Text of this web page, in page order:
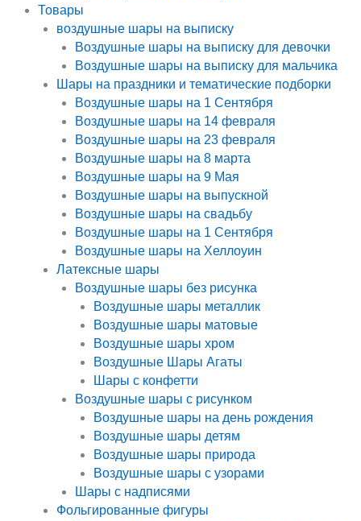
Товары
воздушные шары на выписку
Воздушные шары на выписку для девочки
Воздушные шары на выписку для мальчика
Шары на праздники и тематические подборки
Воздушные шары на 1 Сентября
Воздушные шары на 14 февраля
Воздушные шары на 23 февраля
Воздушные шары на 8 марта
Воздушные шары на 9 Мая
Воздушные шары на выпускной
Воздушные шары на свадьбу
Воздушные шары на 1 Сентября
Воздушные шары на Хеллоуин
Латексные шары
Воздушные шары без рисунка
Воздушные шары металлик
Воздушные шары матовые
Воздушные шары хром
Воздушные Шары Агаты
Шары с конфетти
Воздушные шары с рисунком
Воздушные шары на день рождения
Воздушные шары детям
Воздушные шары природа
Воздушные шары с узорами
Шары с надписями
Фольгированные фигуры